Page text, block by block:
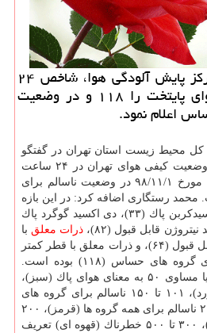
به گزارش پرشین رز مركز پایش آلودگی هوا، شاخص ۲۴
ساعته امروز آلودگی هوای پایتخت را ۱۱۸ و در وضعیت
اعلام نمود.
كل محیط زیست استان تهران در گفتگو
با خبرنگار مهر اعلام نمود: وضعیت كیفی هوای تهران در ۲۴ ساعت
گذشته منتهی به ساعت ۱۱ مورخ ۹۸/۱۱/۱ در وضعیت ناسالم برای
رستگاری اضافه كرد: در این بازه
زمانی شاخص آلاینده منواكسیدكربن پاك (۳۳)، دی اكسید گوگرد پاك
ذرات معلق با
قطر كمتر از ۱۰ میكرون قابل قبول (۶۴)، و ذرات معلق با قطر كمتر
از ۲/۵ میكرون ناسالم برای گروه های حساس (۱۱۸) بوده است.
شاخص آلودگی هوای كمتر یا مساوی ۵۰ به معنای هوای پاك (سبز)،
از ۵۱ تا ۱۰۰ قابل قبول (زرد)، ۱۰۱ تا ۱۵۰ ناسالم برای گروه های
حساس (نارنجی)، ۱۵۱ تا ۲۰۰ ناسالم برای همه گروه ها (قرمز)، ۲۰۰
تا ۳۰۰ بسیار ناسالم (بنفش)، ۳۰۰ تا ۵۰۰ خطرناك (قهوه ای) تعریف